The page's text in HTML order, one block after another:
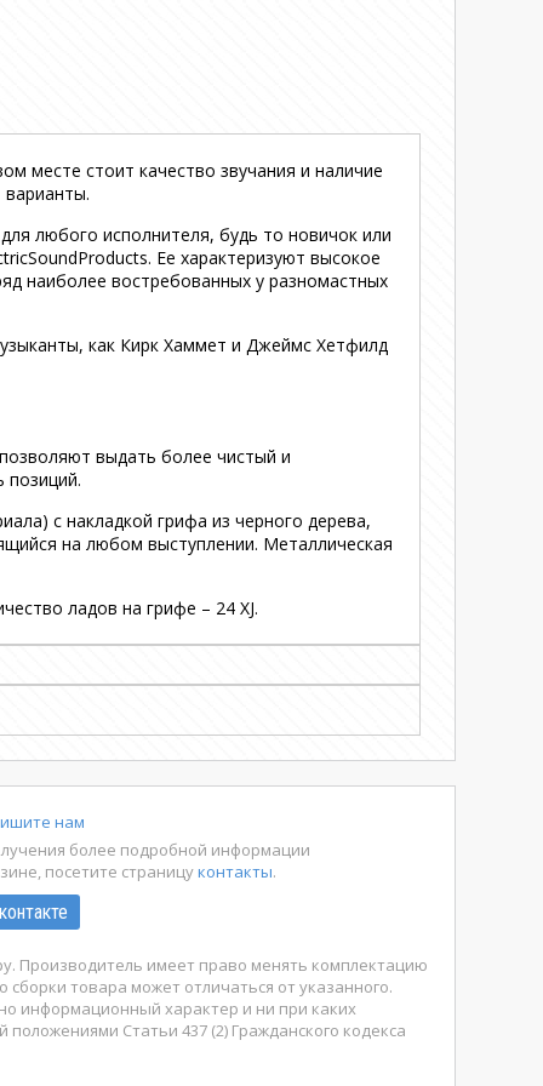
месте стоит качество звучания и наличие
любого исполнителя, будь то новичок или
Ее характеризуют высокое
наиболее востребованных у разномастных
как Кирк Хаммет и Джеймс Хетфилд
выдать более чистый и
позиций.
с накладкой грифа из черного дерева,
на любом выступлении. Металлическая
ладов на грифе – 24 XJ.
нам
более подробной информации
посетите страницуконтакты.
Производитель имеет право менять комплектацию
товара может отличаться от указанного.
информационный характер и ни при каких
Статьи 437 (2) Гражданского кодекса